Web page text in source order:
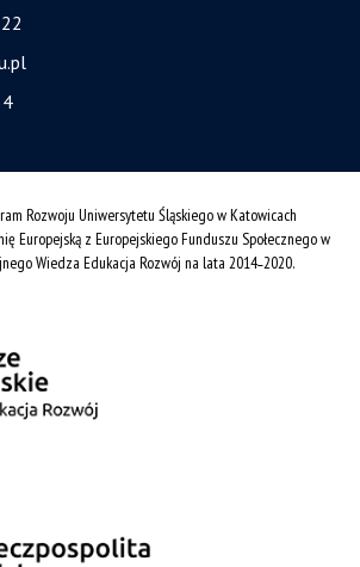
Rozwoju Uniwersytetu Śląskiego w Katowicach
Europejską z Europejskiego Funduszu Społecznego w
Wiedza Edukacja Rozwój na lata 2014˗2020.